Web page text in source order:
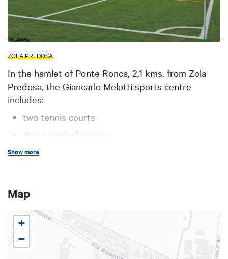
ZOLA PREDOSA
In the hamlet of Ponte Ronca, 2,1 kms. from Zola
Predosa, the Giancarlo Melotti sports centre
includes:
two tennis courts
three football pitches
two bowling alleys
Show more
Map
+
−